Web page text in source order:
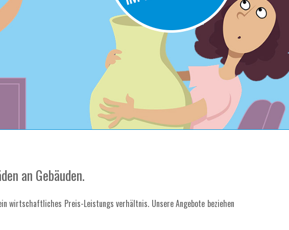
an Gebäuden.
wirtschaftliches Preis-Leistungs verhältnis. Unsere Angebote beziehen